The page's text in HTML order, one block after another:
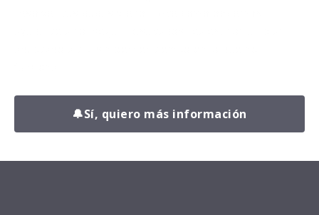
🔔Sí, quiero más información